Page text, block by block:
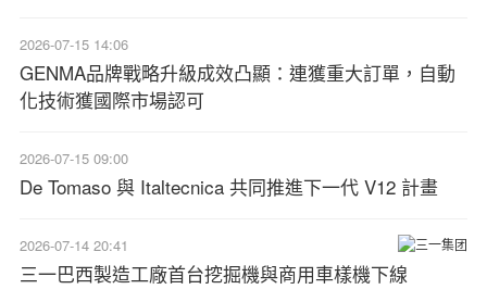
2026-07-15 14:06
GENMA品牌戰略升級成效凸顯：連獲重大訂單，自動
化技術獲國際市場認可
2026-07-15 09:00
De Tomaso 與 Italtecnica 共同推進下一代 V12 計畫
2026-07-14 20:41
三一巴西製造工廠首台挖掘機與商用車樣機下線